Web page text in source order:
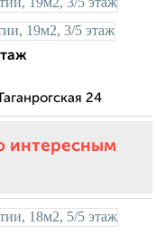
24
интересным